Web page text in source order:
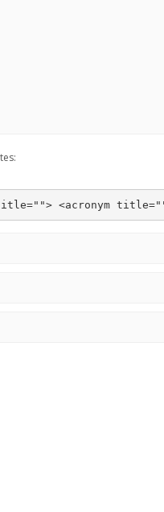
<acronym title="">